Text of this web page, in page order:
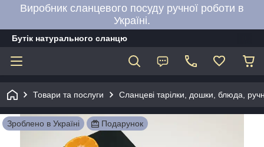
Виробник сланцевого посуду ручної роботи в
Україні.
Бутік натурального сланцю
Товари та послуги Сланцеві тарілки, дошки, блюда,
Зроблено в Україні Подарунок